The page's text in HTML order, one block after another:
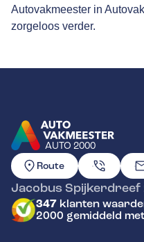
Autovakmeester in
zorgeloos verder.
AUTO 2000
GA NAAR DE
Route
Jacobus Spijkerdreef
347 klanten
2000 gemiddeld